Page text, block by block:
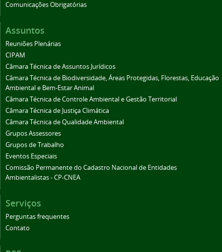
Comunicações Obrigatórias
Assuntos
Reuniões Plenárias
CIPAM
Câmara Técnica de Assuntos Jurídicos
Câmara Técnica de Biodiversidade, Áreas Protegidas, Florestas, Educação
Ambiental e Bem-Estar Animal
Câmara Técnica de Controle Ambiental e Gestão Territorial
Câmara Técnica de Justiça Climática
Câmara Técnica de Qualidade Ambiental
Grupos Assessores
Grupos de Trabalho
Eventos Especiais
Comissão Permanente do Cadastro Nacional de Entidades
Ambientalistas - CP-CNEA
Serviços
Perguntas frequentes
Contato